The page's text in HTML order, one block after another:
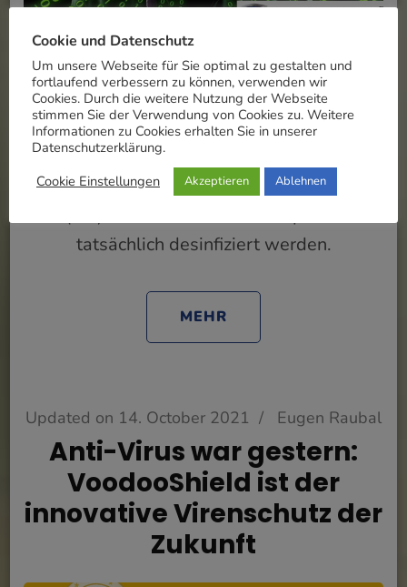
Voodooshield (VS) entfernt keine Viren
wenn diese schon auf dem PC sind,
sondern verhindert das diese auf den PC
kommen. Wenn ein Virus im Hintergrund
ausgeführt wird hilft kaum ein Anti-Virus
tatsächlich desinfiziert werden.
MEHR
Updated on 14. October 2021 / Eugen Raubal
Anti-Virus war gestern:
VoodooShield ist der
innovative Virenschutz der
Zukunft
Cookie und Datenschutz
Um unsere Webseite für Sie optimal zu gestalten und
fortlaufend verbessern zu können, verwenden wir
Cookies. Durch die weitere Nutzung der Webseite
stimmen Sie der Verwendung von Cookies zu. Weitere
Informationen zu Cookies erhalten Sie in unserer
Datenschutzerklärung.
Cookie Einstellungen
Akzeptieren Ablehnen